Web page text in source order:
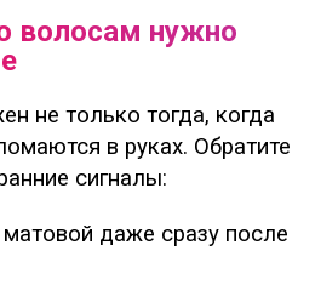
волосам нужно
не только тогда, когда
в руках. Обратите
сигналы:
даже сразу после